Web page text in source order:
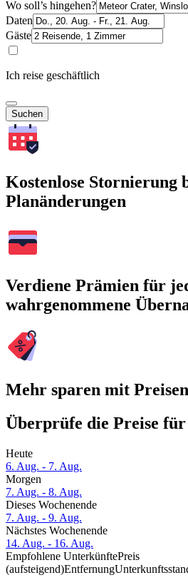
Wo soll’s hingehen?
Daten
Gäste
Ich reise geschäftlich
Suchen
Kostenlose Stornierung
Planänderungen
Verdiene Prämien für
wahrgenommene
Mehr sparen mit
Überprüfe die Preise für
Heute
6. Aug. - 7. Aug.
Morgen
7. Aug. - 8. Aug.
Dieses Wochenende
7. Aug. - 9. Aug.
Nächstes Wochenende
14. Aug. - 16. Aug.
Empfohlene UnterkünftePreis
(aufsteigend)Entfernung